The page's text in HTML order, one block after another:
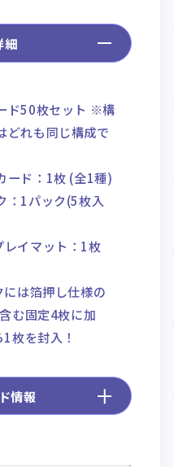
細
ド50枚セット ※構
どれも同じ構成で
ード：1枚 (全1種)
：1パック(5枚入
イマット：1枚
には箔押し仕様の
む固定4枚に加
枚を封入！
情報